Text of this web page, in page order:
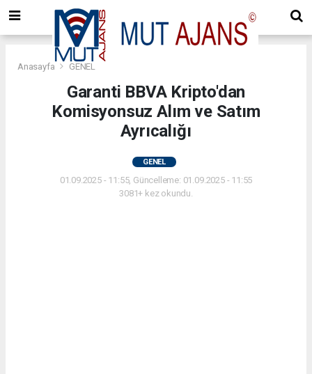
Anasayfa GENEL
Garanti BBVA Kripto'dan
Komisyonsuz Alım ve Satım
Ayrıcalığı
GENEL
01.09.2025 - 11:55, Güncelleme: 01.09.2025 - 11:55
3081+ kez okundu.